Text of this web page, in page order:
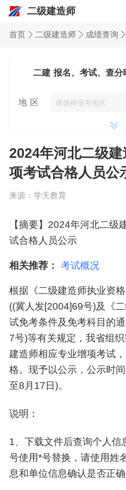
二级建造师
首页 二级建造师 成绩查询
二建 报名、考试、查
地 区
2024年河北二级
项考试合格人员公
来源：学天教育
【摘要】2024年河北二级
试合格人员公示
相关推荐： 考试概况
根据《二级建造师执业资
((冀人发[2004]69号)及《
试免考条件及免考科目的
7号)等有关规定，我省组
建造师相应专业增项考试
格。现予以公示，公示时
至8月17日)。
说明：
1、下载文件后查询个人信
号使用*号替换，请使用姓
息和单位信息确认是否正确